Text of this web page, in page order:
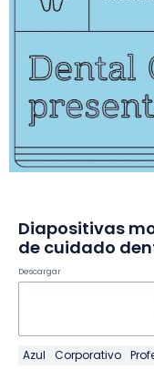
Diapositivas
de cuidado
Descargar
Azul Corporativo